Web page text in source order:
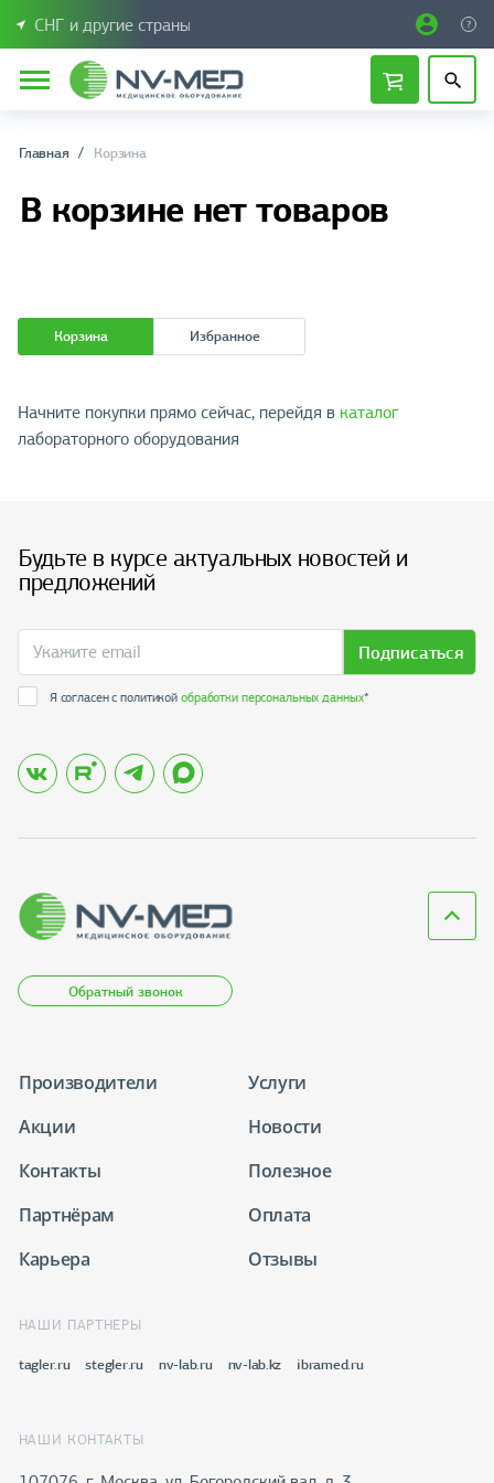
СНГ и другие страны
Главная Корзина
В корзине нет товаров
Корзина Избранное
Начните покупки прямо сейчас, перейдя в каталог
лабораторного оборудования
Будьте в курсе актуальных новостей и
предложений
Подписаться
Я согласен с политикойобработки персональных данных*
Обратный звонок
Производители
Услуги
Акции
Новости
Контакты
Полезное
Партнёрам
Оплата
Карьера
Отзывы
НАШИ ПАРТНЕРЫ
tagler.ru stegler.ru nv-lab.ru nv-lab.kz ibramed.ru
НАШИ КОНТАКТЫ